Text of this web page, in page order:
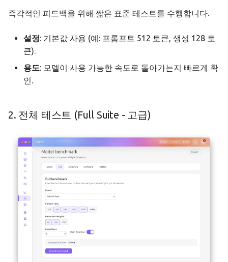
즉각적인 피드백을 위해 짧은 표준 테스트를 수행합니다.
설정: 기본값 사용 (예: 프롬프트 512 토큰, 생성 128 토
큰).
용도: 모델이 사용 가능한 속도로 돌아가는지 빠르게 확
인.
2. 전체 테스트 (Full Suite - 고급)